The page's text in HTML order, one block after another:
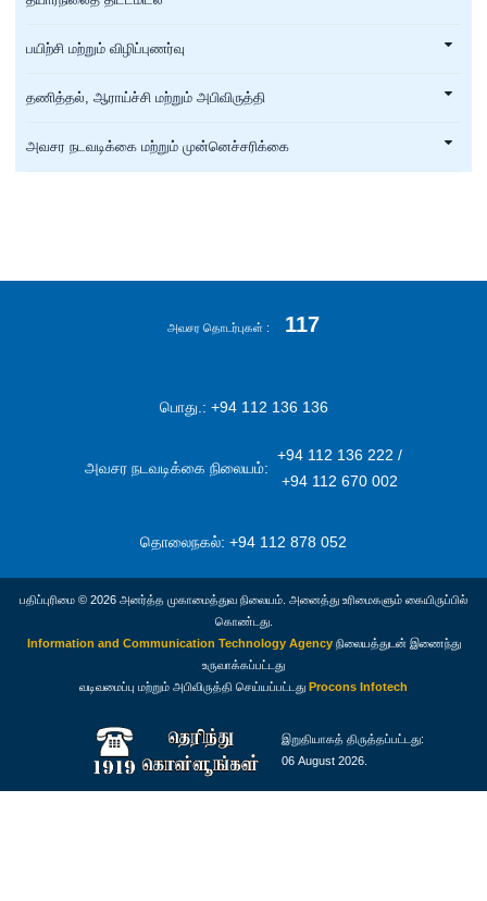
பயிற்சி மற்றும் விழிப்புணர்வு
தணித்தல், ஆராய்ச்சி மற்றும் அபிவிருத்தி
அவசர நடவடிக்கை மற்றும் முன்னெச்சரிக்கை
அவசர தொடர்புகள் 117
பொது.: +94 112 136 136
அவசர நடவடிக்கை நிலையம்:
+94 112 136 222 /
+94 112 670 002
தொலைநகல்: +94 112 878 052
பதிப்புரிமை © 2026 அனர்த்த முகாமைத்துவ நிலையம். அனைத்து உரிமைகளும் கையிருப்பில்
கொண்டது.
Information and Communication Technology Agencyநிலையத்துடன் இணைந்து
உருவாக்கப்பட்டது
வடிவமைப்பு மற்றும் அபிவிருத்தி செய்யப்பட்டது Procons Infotech
இறுதியாகத் திருத்தப்பட்டது:
06 August 2026.